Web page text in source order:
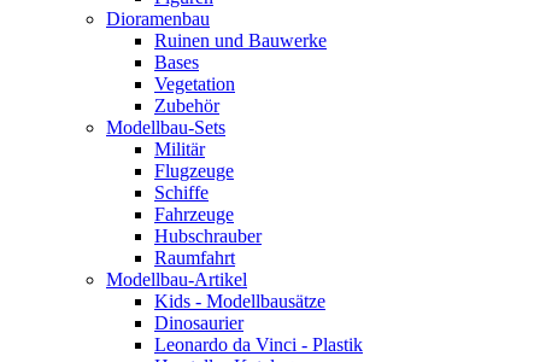
Dioramenbau
Ruinen und Bauwerke
Bases
Vegetation
Zubehör
Modellbau-Sets
Militär
Flugzeuge
Schiffe
Fahrzeuge
Hubschrauber
Raumfahrt
Modellbau-Artikel
Kids - Modellbausätze
Dinosaurier
Leonardo da Vinci - Plastik